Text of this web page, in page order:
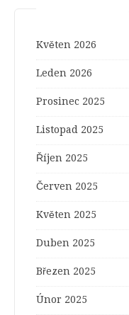
Květen 2026
Leden 2026
Prosinec 2025
Listopad 2025
Říjen 2025
Červen 2025
Květen 2025
Duben 2025
Březen 2025
Únor 2025